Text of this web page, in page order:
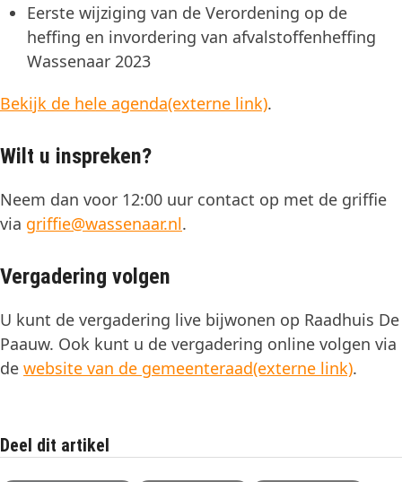
Eerste wijziging van de Verordening op de
heffing en invordering van afvalstoffenheffing
Wassenaar 2023
Bekijk de hele agenda(externe link).
Wilt u inspreken?
Neem dan voor 12:00 uur contact op met de griffie
via griffie@wassenaar.nl.
Vergadering volgen
U kunt de vergadering live bijwonen op Raadhuis De
Paauw. Ook kunt u de vergadering online volgen via
de website van de gemeenteraad(externe link).
Deel dit artikel